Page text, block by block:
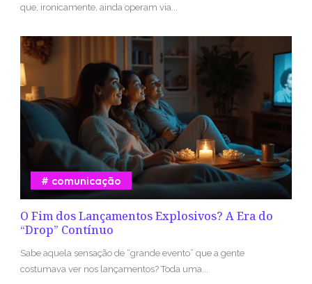
que, ironicamente, ainda operam via...
O Fim dos Lançamentos Explosivos? A Era do
“Drop” Contínuo
comunicação
Sabe aquela sensação de “grande evento” que a gente
costumava ver nos lançamentos? Toda uma...